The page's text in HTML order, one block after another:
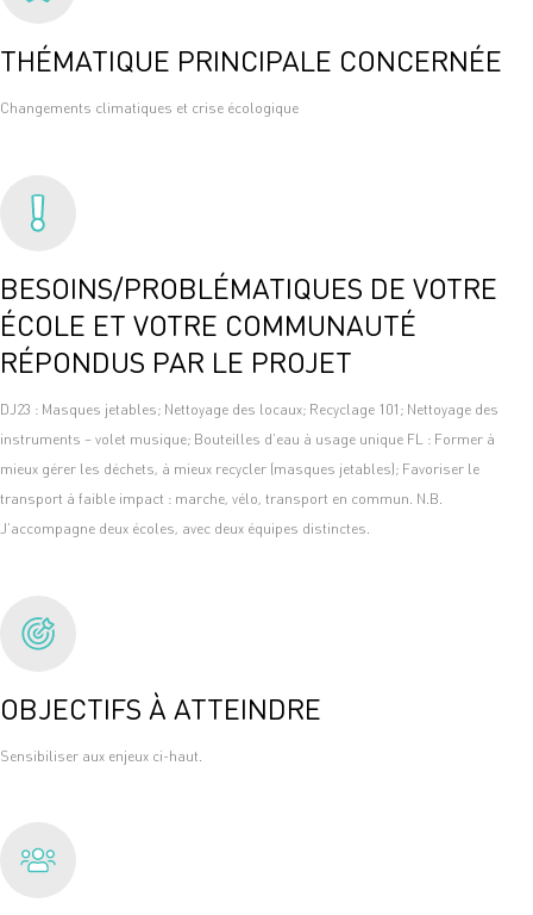
THÉMATIQUE PRINCIPALE CONCERNÉE
Changements climatiques et crise écologique
BESOINS/PROBLÉMATIQUES DE VOTRE
ÉCOLE ET VOTRE COMMUNAUTÉ
RÉPONDUS PAR LE PROJET
DJ23 : Masques jetables; Nettoyage des locaux; Recyclage 101; Nettoyage des
instruments – volet musique; Bouteilles d’eau à usage unique FL : Former à
mieux gérer les déchets, à mieux recycler (masques jetables); Favoriser le
transport à faible impact : marche, vélo, transport en commun. N.B.
J’accompagne deux écoles, avec deux équipes distinctes.
OBJECTIFS À ATTEINDRE
Sensibiliser aux enjeux ci-haut.